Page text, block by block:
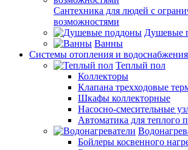
Сантехника для людей с
возможностями
Душевые
Ванны
Системы отопления и водоснабжения
Теплый пол
Коллекторы
Клапана трехходовые
Шкафы коллекторные
Насосно-смесительные
Автоматика для теплого
Бойлеры косвенного